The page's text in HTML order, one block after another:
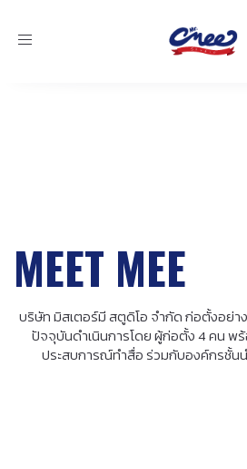
Toggle
MEET MEE
บริษัท มิสเตอร์มี สตูดิโอ จำกัด ก่อตั้งอย่าง
ปัจจุบันดำเนินการโดย ผู้ก่อตั้ง 4 คน พ
ประสบการณ์ทำสื่อ ร่วมกับองค์กรชั้นน